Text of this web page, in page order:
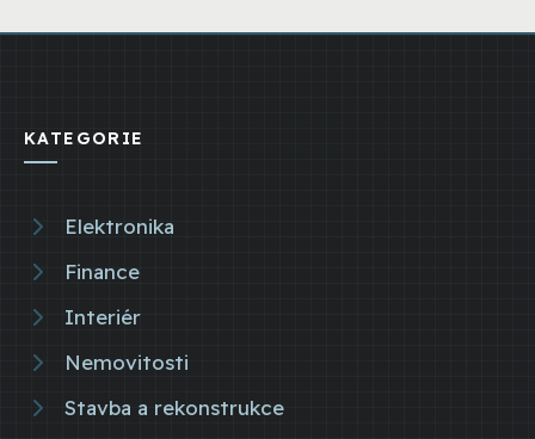
KATEGORIE
Elektronika
Finance
Interiér
Nemovitosti
Stavba a rekonstrukce